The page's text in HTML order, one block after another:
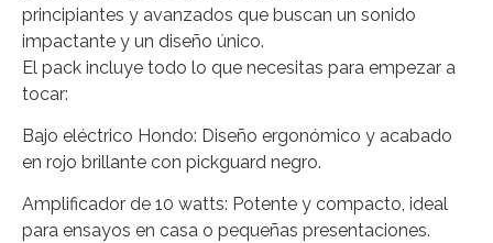
principiantes y avanzados que buscan un sonido
impactante y un diseño único.
El pack incluye todo lo que necesitas para empezar a
tocar:
Bajo eléctrico Hondo: Diseño ergonómico y acabado
en rojo brillante con pickguard negro.
Amplificador de 10 watts: Potente y compacto, ideal
para ensayos en casa o pequeñas presentaciones.